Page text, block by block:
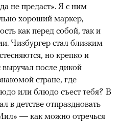
не предаст». Я с ним
хороший маркер,
как перед собой, так и
Чизбургер стал близким
но крепко и
после дикой
стране, где
или блюдо съест тебя? В
в детстве отпраздновать
— как можно отречься